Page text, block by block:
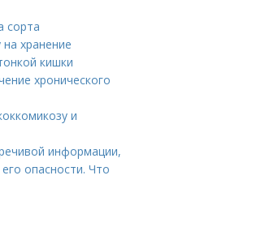
сорта
хранение
кишки
хронического
и
информации,
опасности. Что